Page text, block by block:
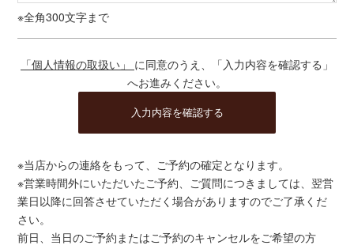
※全角300文字まで
「個人情報の取扱い」 に同意のうえ、「入力内容を確認する」
へお進みください。
※当店からの連絡をもって、ご予約の確定となります。
※営業時間外にいただいたご予約、ご質問につきましては、翌営
業日以降に回答させていただく場合がありますのでご了承くだ
さい。
前日、当日のご予約またはご予約のキャンセルをご希望の方